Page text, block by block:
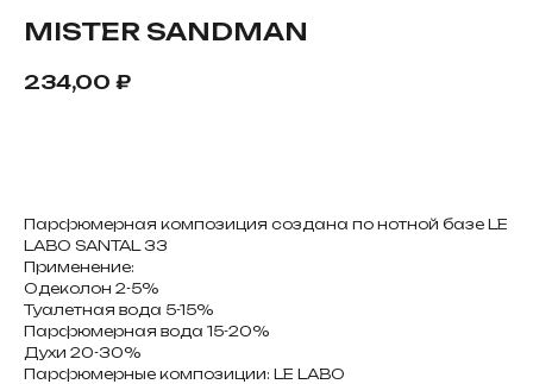
MISTER SANDMAN
234,00 ₽
Парфюмерная композиция создана по нотной базе LE
LABO SANTAL 33
Применение:
Одеколон 2-5%
Туалетная вода 5-15%
Парфюмерная вода 15-20%
Духи 20-30%
Парфюмерные композиции: LE LABO